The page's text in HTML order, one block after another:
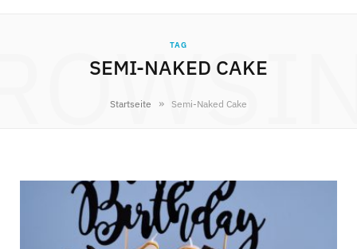
g
TAG
SEMI-NAKED CAKE
Startseite » Semi-Naked Cake